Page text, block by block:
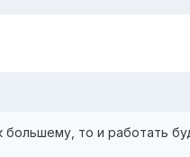
то и работать